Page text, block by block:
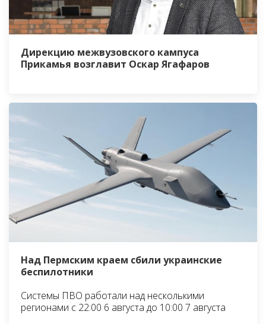
Дирекцию межвузовского кампуса
Прикамья возглавит Оскар Ягафаров
Над Пермским краем сбили украинские
беспилотники
Системы ПВО работали над несколькими
регионами с 22:00 6 августа до 10:00 7 августа